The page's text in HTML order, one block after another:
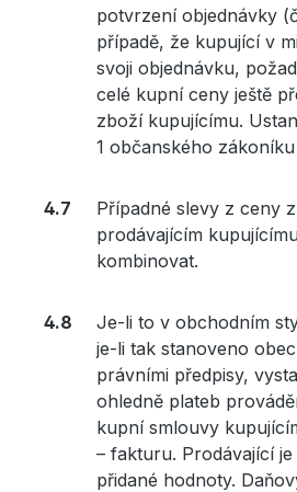
potvrzení objednávky
případě, že kupující v
svoji objednávku,
celé kupní ceny ještě
zboží kupujícímu.
1 občanského
Případné slevy z ceny
prodávajícím
kombinovat.
Je-li to v obchodním
je-li tak stanoveno
právními předpisy,
ohledně plateb
kupní smlouvy
– fakturu. Prodávající
přidané hodnoty.